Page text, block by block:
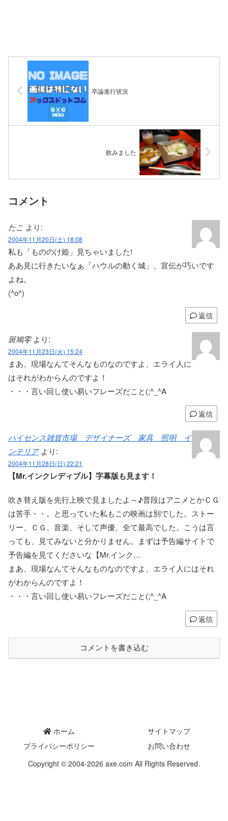
卒論進行状況
飲みました
コメント
たこ より:
2004年11月20日(土) 18:08
私も「もののけ姫」見ちゃいました!
ああ見に行きたいなぁ「ハウルの動く城」、宣伝が巧いです
よね。
(^o^)
返信
斑鳩零 より:
2004年11月23日(火) 15:24
まあ、現場なんてそんなものなのですよ、エライ人に
はそれがわからんのですよ！
・・・言い回し使い易いフレーズだこと(;^_^A
返信
ハイセンス雑貨市場 デザイナーズ 家具 照明 イ
ンテリア より:
2004年11月28日(日) 22:21
【Mr.インクレディブル】字幕版も見ます！
吹き替え版を先行上映で見ましたよ～♪普段はアニメとかＣＧ
は苦手・・。と思っていた私もこの映画は別でした。ストー
リー、ＣＧ、音楽、そして声優、全て最高でした。こうは言
っても、見てみないと分かりません。まずは予告編サイトで
予告編を見てくださいな【Mr.インク…
まあ、現場なんてそんなものなのですよ、エライ人にはそれ
がわからんのですよ！
・・・言い回し使い易いフレーズだこと(;^_^A
返信
コメントを書き込む
ホーム
サイトマップ
プライバシーポリシー
お問い合わせ
Copyright © 2004-2026 axe.com All Rights Reserved.